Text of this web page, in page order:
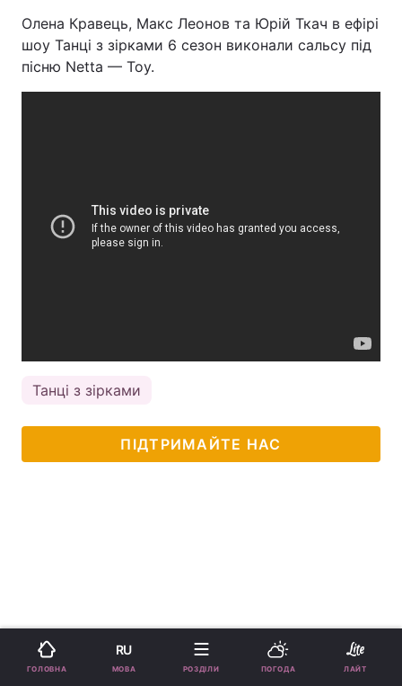
Олена Кравець, Макс Леонов та Юрій Ткач в ефірі
шоу Танці з зірками 6 сезон виконали сальсу під
пісню Netta — Toy.
Танці з зірками
ПІДТРИМАЙТЕ НАС
ГОЛОВНА
RU
МОВА РОЗДІЛИ ПОГОДА ЛАЙТ